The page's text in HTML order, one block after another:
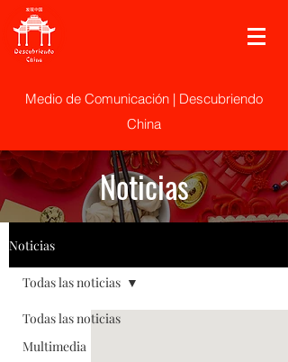
Medio de Comunicación | Descubriendo
China
Noticias
Noticias
Todas las noticias
Multimedia
Todas las noticias